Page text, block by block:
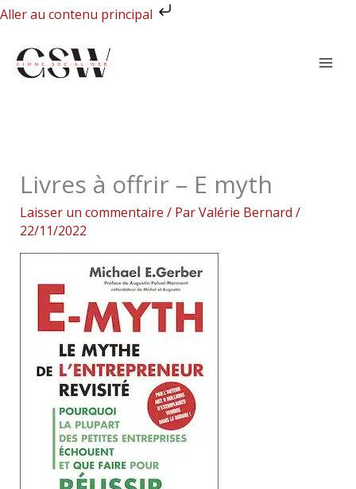
Aller au contenu principal
Aller
contenu
Livres à offrir – E myth
Laisser un commentaire / ParValérie Bernard /
22/11/2022